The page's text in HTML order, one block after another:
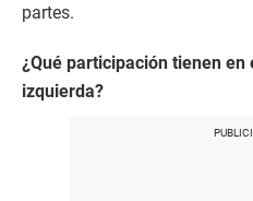
partes.
¿Qué participación tienen en
izquierda?